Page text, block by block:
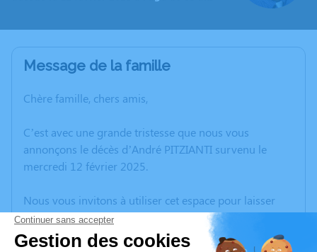
Message de la famille
Chère famille, chers amis,
C’est avec une grande tristesse que nous vous
annonçons le décès d’André PITZIANTI survenu le
mercredi 12 février 2025.
Nous vous invitons à utiliser cet espace pour laisser
vos condoléances, partager des photos souvenirs, une
anecdote ou exprimer vos pensées à travers des